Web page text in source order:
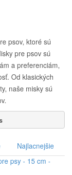
psov, ktoré sú
pre psov sú
a preferenciám,
Od klasických
naše misky sú
Najlacnejšie